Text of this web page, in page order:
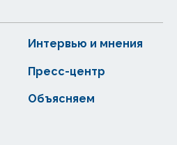
Интервью и мнения
Пресс-центр
Объясняем